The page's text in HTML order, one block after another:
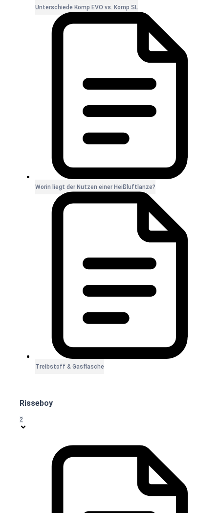
Unterschiede Komp EVO vs. Komp SL
Worin liegt der Nutzen einer Heißluftlanze?
Treibstoff & Gasflasche
Risseboy
2